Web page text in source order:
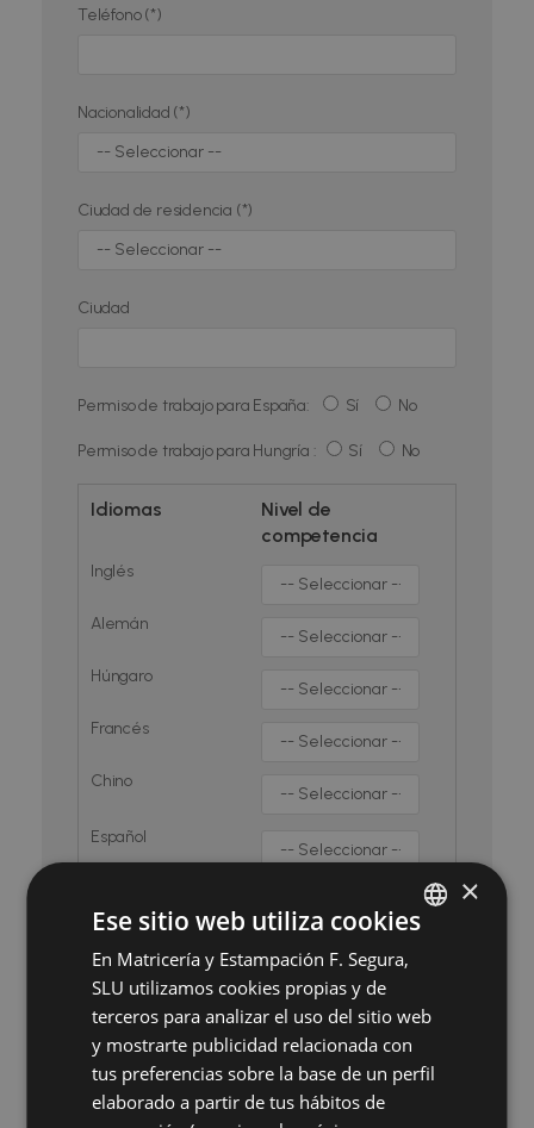
Teléfono (*)
Nacionalidad (*)
Ciudad de residencia (*)
Ciudad
Permiso de trabajo para España: Sí No
Permiso de trabajo para Hungría : Sí No
Idiomas
Nivel de
competencia
Inglés
Alemán
Húngaro
Francés
Chino
Español
Área de
experiencia
Experiencia
Calidad
Compras
SPANISH
ENGLISH
HUNGARIAN
×
Ese sitio web utiliza cookies
En Matricería y Estampación F. Segura,
SLU utilizamos cookies propias y de
terceros para analizar el uso del sitio web
y mostrarte publicidad relacionada con
tus preferencias sobre la base de un perfil
elaborado a partir de tus hábitos de